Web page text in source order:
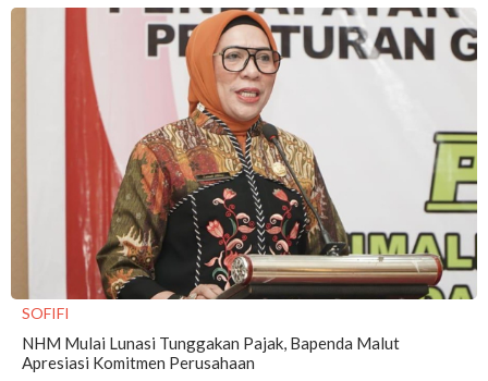
SOFIFI
NHM Mulai Lunasi Tunggakan Pajak, Bapenda Malut
Apresiasi Komitmen Perusahaan